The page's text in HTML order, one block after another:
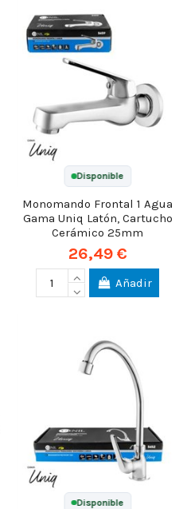
Disponible
Monomando Frontal 1 Agua
Gama Uniq Latón, Cartucho
Cerámico 25mm
26,49 €
Añadir
Disponible